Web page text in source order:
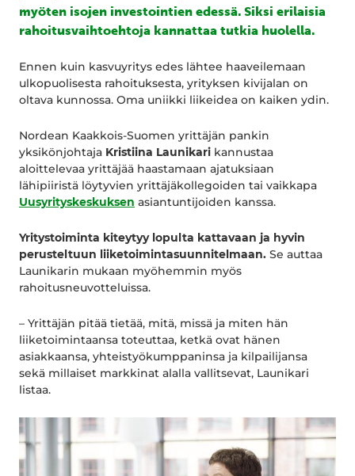
myöten isojen investointien edessä. Siksi erilaisia
rahoitusvaihtoehtoja kannattaa tutkia huolella.
Ennen kuin kasvuyritys edes lähtee haaveilemaan
ulkopuolisesta rahoituksesta, yrityksen kivijalan on
oltava kunnossa. Oma uniikki liikeidea on kaiken ydin.
Nordean Kaakkois-Suomen yrittäjän pankin
yksikönjohtaja Kristiina Launikari kannustaa
aloittelevaa yrittäjää haastamaan ajatuksiaan
lähipiiristä löytyvien yrittäjäkollegoiden tai vaikkapa
Uusyrityskeskuksen asiantuntijoiden kanssa.
Yritystoiminta kiteytyy lopulta kattavaan ja hyvin
perusteltuun liiketoimintasuunnitelmaan. Se auttaa
Launikarin mukaan myöhemmin myös
rahoitusneuvotteluissa.
– Yrittäjän pitää tietää, mitä, missä ja miten hän
liiketoimintaansa toteuttaa, ketkä ovat hänen
asiakkaansa, yhteistyökumppaninsa ja kilpailijansa
sekä millaiset markkinat alalla vallitsevat, Launikari
listaa.